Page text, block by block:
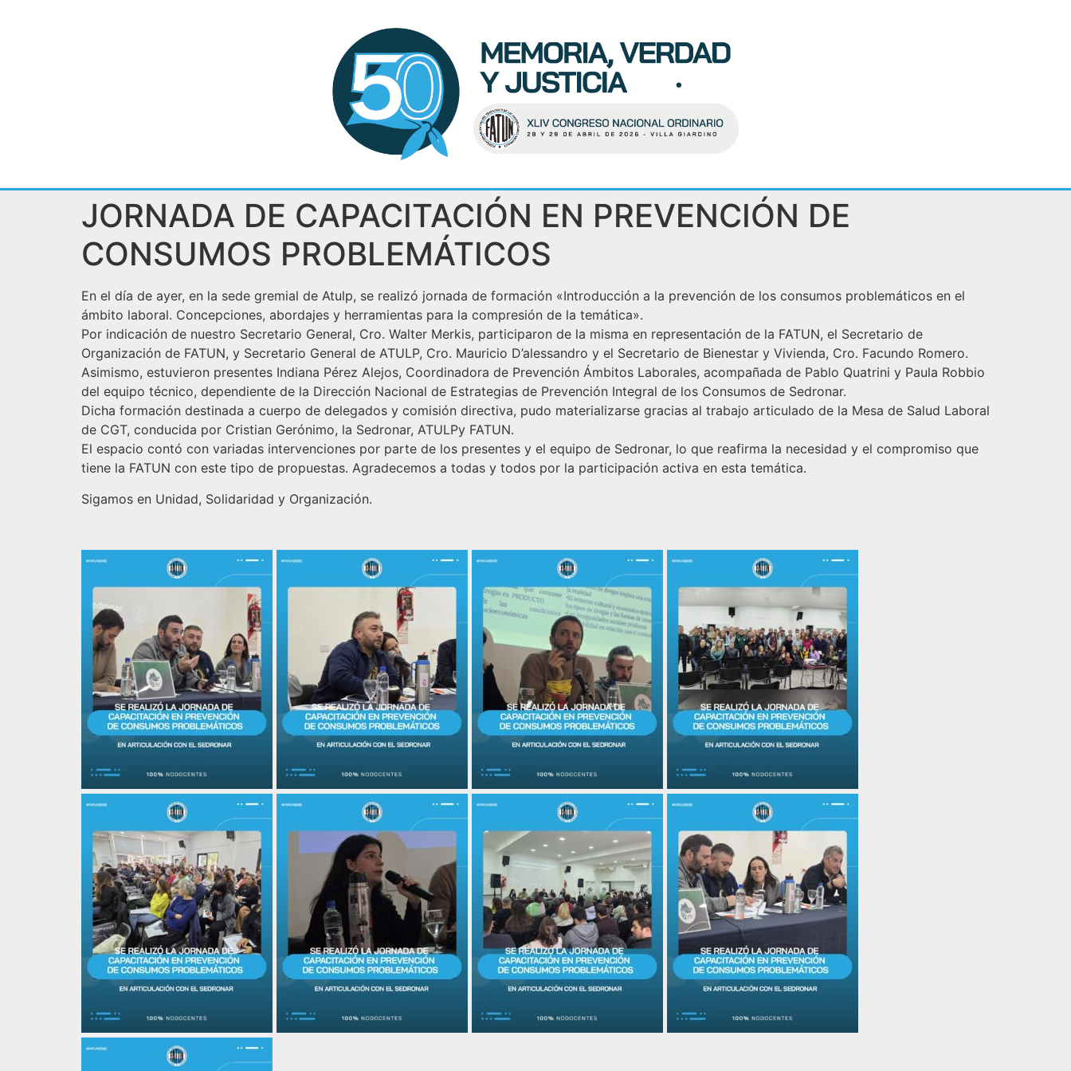
JORNADA DE CAPACITACIÓN EN PREVENCIÓN DE
CONSUMOS PROBLEMÁTICOS
En el día de ayer, en la sede gremial de Atulp, se realizó jornada de formación «Introducción a la prevención de los consumos problemáticos en el
ámbito laboral. Concepciones, abordajes y herramientas para la compresión de la temática».
Por indicación de nuestro Secretario General, Cro. Walter Merkis, participaron de la misma en representación de la FATUN, el Secretario de
Organización de FATUN, y Secretario General de ATULP, Cro. Mauricio D’alessandro y el Secretario de Bienestar y Vivienda, Cro. Facundo Romero.
Asimismo, estuvieron presentes Indiana Pérez Alejos, Coordinadora de Prevención Ámbitos Laborales, acompañada de Pablo Quatrini y Paula Robbio
del equipo técnico, dependiente de la Dirección Nacional de Estrategias de Prevención Integral de los Consumos de Sedronar.
Dicha formación destinada a cuerpo de delegados y comisión directiva, pudo materializarse gracias al trabajo articulado de la Mesa de Salud Laboral
de CGT, conducida por Cristian Gerónimo, la Sedronar, ATULPy FATUN.
El espacio contó con variadas intervenciones por parte de los presentes y el equipo de Sedronar, lo que reafirma la necesidad y el compromiso que
tiene la FATUN con este tipo de propuestas. Agradecemos a todas y todos por la participación activa en esta temática.
Sigamos en Unidad, Solidaridad y Organización.